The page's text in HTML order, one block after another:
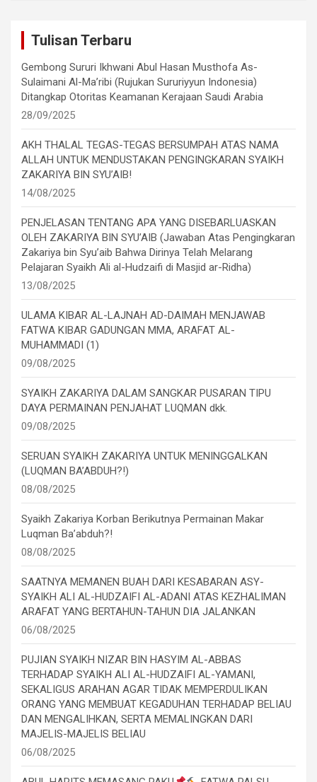
Tulisan Terbaru
Gembong Sururi Ikhwani Abul Hasan Musthofa As-
Sulaimani Al-Ma’ribi (Rujukan Sururiyyun Indonesia)
Ditangkap Otoritas Keamanan Kerajaan Saudi Arabia
28/09/2025
AKH THALAL TEGAS-TEGAS BERSUMPAH ATAS NAMA
ALLAH UNTUK MENDUSTAKAN PENGINGKARAN SYAIKH
ZAKARIYA BIN SYU’AIB!
14/08/2025
PENJELASAN TENTANG APA YANG DISEBARLUASKAN
OLEH ZAKARIYA BIN SYU’AIB (Jawaban Atas Pengingkaran
Zakariya bin Syu’aib Bahwa Dirinya Telah Melarang
Pelajaran Syaikh Ali al-Hudzaifi di Masjid ar-Ridha)
13/08/2025
ULAMA KIBAR AL-LAJNAH AD-DAIMAH MENJAWAB
FATWA KIBAR GADUNGAN MMA, ARAFAT AL-
MUHAMMADI (1)
09/08/2025
SYAIKH ZAKARIYA DALAM SANGKAR PUSARAN TIPU
DAYA PERMAINAN PENJAHAT LUQMAN dkk.
09/08/2025
SERUAN SYAIKH ZAKARIYA UNTUK MENINGGALKAN
(LUQMAN BA’ABDUH?!)
08/08/2025
Syaikh Zakariya Korban Berikutnya Permainan Makar
Luqman Ba’abduh?!
08/08/2025
SAATNYA MEMANEN BUAH DARI KESABARAN ASY-
SYAIKH ALI AL-HUDZAIFI AL-ADANI ATAS KEZHALIMAN
ARAFAT YANG BERTAHUN-TAHUN DIA JALANKAN
06/08/2025
PUJIAN SYAIKH NIZAR BIN HASYIM AL-ABBAS
TERHADAP SYAIKH ALI AL-HUDZAIFI AL-YAMANI,
SEKALIGUS ARAHAN AGAR TIDAK MEMPERDULIKAN
ORANG YANG MEMBUAT KEGADUHAN TERHADAP BELIAU
DAN MENGALIHKAN, SERTA MEMALINGKAN DARI
MAJELIS-MAJELIS BELIAU
06/08/2025